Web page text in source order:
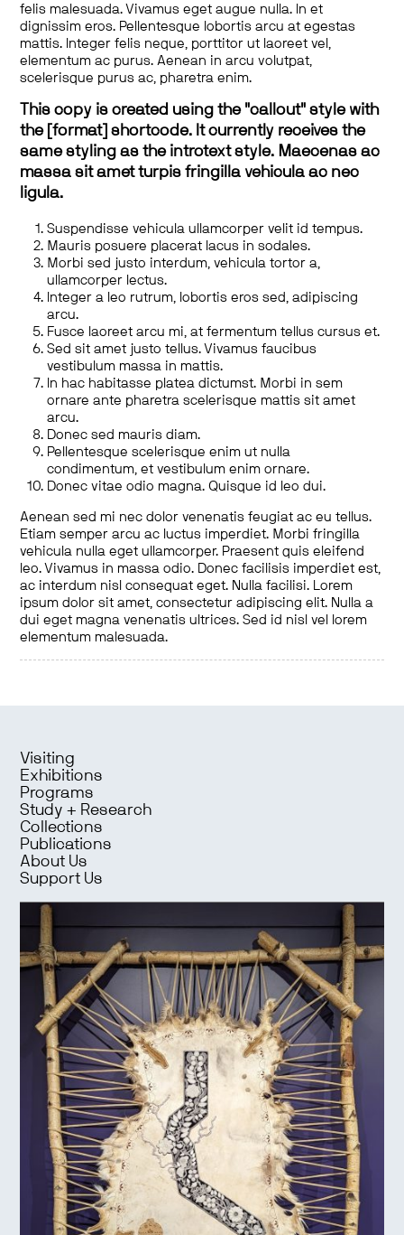
felis malesuada. Vivamus eget augue nulla. In et
dignissim eros. Pellentesque lobortis arcu at egestas
mattis. Integer felis neque, porttitor ut laoreet vel,
elementum ac purus. Aenean in arcu volutpat,
scelerisque purus ac, pharetra enim.
This copy is created using the "callout" style with
the [format] shortcode. It currently receives the
same styling as the introtext style. Maecenas ac
massa sit amet turpis fringilla vehicula ac nec
ligula.
Suspendisse vehicula ullamcorper velit id tempus.
Mauris posuere placerat lacus in sodales.
Morbi sed justo interdum, vehicula tortor a,
ullamcorper lectus.
Integer a leo rutrum, lobortis eros sed, adipiscing
arcu.
Fusce laoreet arcu mi, at fermentum tellus cursus et.
Sed sit amet justo tellus. Vivamus faucibus
vestibulum massa in mattis.
In hac habitasse platea dictumst. Morbi in sem
ornare ante pharetra scelerisque mattis sit amet
arcu.
Donec sed mauris diam.
Pellentesque scelerisque enim ut nulla
condimentum, et vestibulum enim ornare.
Donec vitae odio magna. Quisque id leo dui.
Aenean sed mi nec dolor venenatis feugiat ac eu tellus.
Etiam semper arcu ac luctus imperdiet. Morbi fringilla
vehicula nulla eget ullamcorper. Praesent quis eleifend
leo. Vivamus in massa odio. Donec facilisis imperdiet est,
ac interdum nisl consequat eget. Nulla facilisi. Lorem
ipsum dolor sit amet, consectetur adipiscing elit. Nulla a
dui eget magna venenatis ultrices. Sed id nisl vel lorem
elementum malesuada.
Visiting
Exhibitions
Programs
Study + Research
Collections
Publications
About Us
Support Us